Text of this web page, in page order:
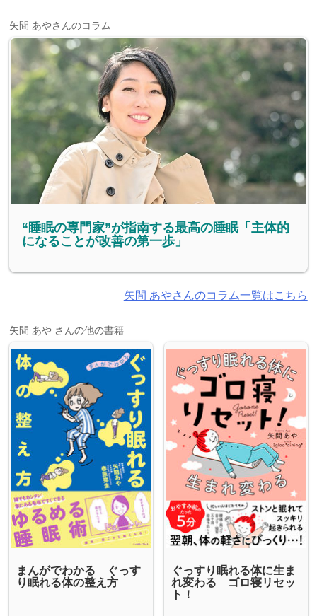
矢間 あやさんのコラム
“睡眠の専門家”が指南する最高の睡眠「主体的
になることが改善の第一歩」
矢間 あやさんのコラム一覧はこちら
矢間 あや さんの他の書籍
まんがでわかる ぐっす
り眠れる体の整え方
ぐっすり眠れる体に生ま
れ変わる ゴロ寝リセッ
ト！